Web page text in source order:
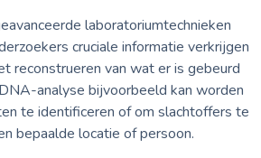
laboratoriumtechnieken
cruciale informatie verkrijgen
reconstrueren van wat er is gebeurd
analyse bijvoorbeeld kan worden
te identificeren of om slachtoffers te
bepaalde locatie of persoon.